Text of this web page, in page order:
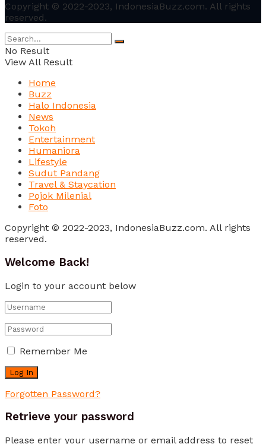
Copyright © 2022-2023, IndonesiaBuzz.com. All rights
reserved.
No Result
View All Result
Home
Buzz
Halo Indonesia
News
Tokoh
Entertainment
Humaniora
Lifestyle
Sudut Pandang
Travel & Staycation
Pojok Milenial
Foto
Copyright © 2022-2023, IndonesiaBuzz.com. All rights
reserved.
Welcome Back!
Login to your account below
Remember Me
Forgotten Password?
Retrieve your password
Please enter your username or email address to reset